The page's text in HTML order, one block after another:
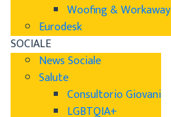
Woofing & Workaway
Eurodesk
SOCIALE
News Sociale
Salute
Consultorio Giovani
LGBTQIA+